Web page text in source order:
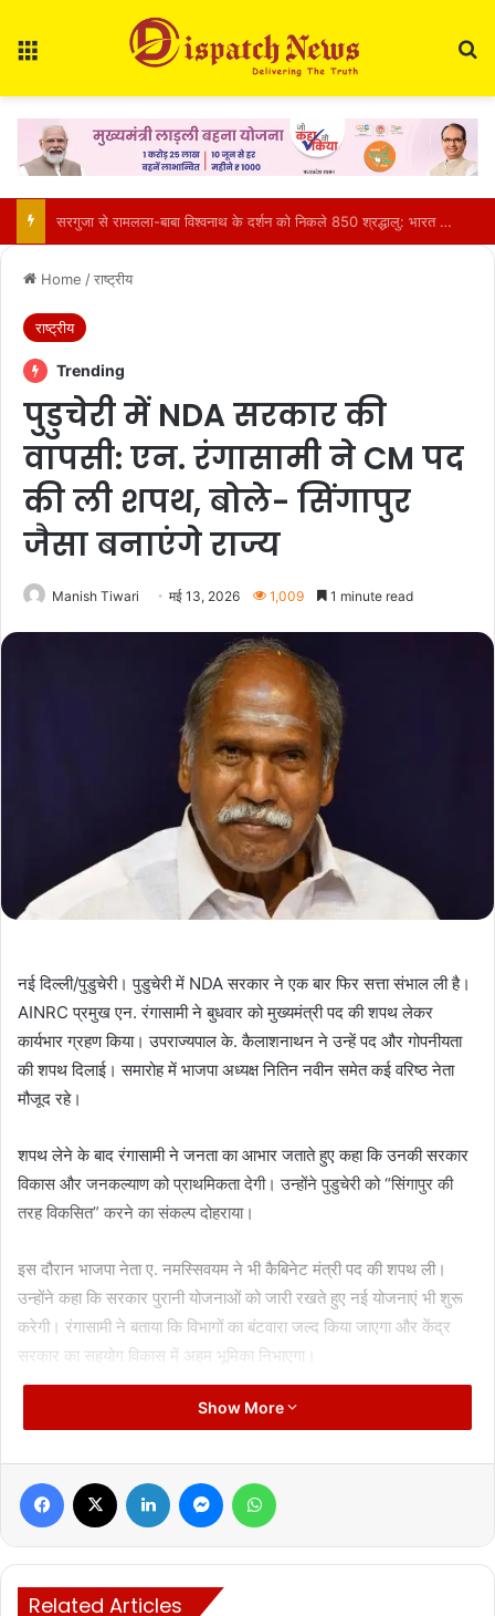
CM साय की हाईलेवल समीक्षा: CM हेल्पलाइन, सेवा सेतु और एग्रीस्टैक पर फोकस, लापरवाही करने वाले अफसरों को चेतावनी
Home /राष्ट्रीय
राष्ट्रीय
Trending
पुडुचेरी में NDA सरकार की
वापसी: एन. रंगासामी ने CM पद
की ली शपथ, बोले- सिंगापुर
जैसा बनाएंगे राज्य
Manish Tiwari मई 13, 2026 1,009 1 minute read
नई दिल्ली/पुडुचेरी। पुडुचेरी में NDA सरकार ने एक बार फिर सत्ता संभाल ली है।
AINRC प्रमुख एन. रंगासामी ने बुधवार को मुख्यमंत्री पद की शपथ लेकर
कार्यभार ग्रहण किया। उपराज्यपाल के. कैलाशनाथन ने उन्हें पद और गोपनीयता
की शपथ दिलाई। समारोह में भाजपा अध्यक्ष नितिन नवीन समेत कई वरिष्ठ नेता
मौजूद रहे।
शपथ लेने के बाद रंगासामी ने जनता का आभार जताते हुए कहा कि उनकी सरकार
विकास और जनकल्याण को प्राथमिकता देगी। उन्होंने पुडुचेरी को “सिंगापुर की
तरह विकसित” करने का संकल्प दोहराया।
इस दौरान भाजपा नेता ए. नमस्सिवयम ने भी कैबिनेट मंत्री पद की शपथ ली।
उन्होंने कहा कि सरकार पुरानी योजनाओं को जारी रखते हुए नई योजनाएं भी शुरू
करेगी। रंगासामी ने बताया कि विभागों का बंटवारा जल्द किया जाएगा और केंद्र
सरकार का सहयोग विकास में अहम भूमिका निभाएगा।
गौरतलब है कि हाल ही में हुए विधानसभा चुनाव में NDA गठबंधन ने बहुमत हासिल
जीतीं, जबकि DMK को 5 सीटें मिलीं।
Manish Tiwari
Show More
Facebook LinkedIn Messenger
Related Articles